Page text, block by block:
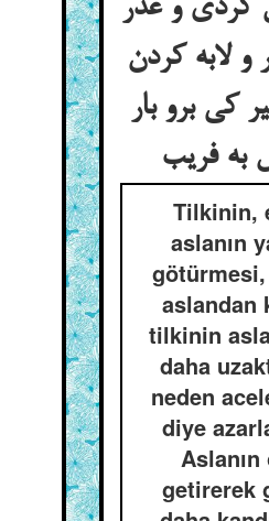
کردی و عذر
لابه کردن
کی برو بار
Tilkinin,
aslanın
aslandan
tilkinin
daha
neden
diye
getirerek